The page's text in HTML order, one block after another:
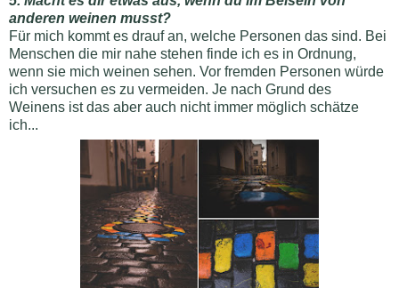
anderen weinen musst?
Für mich kommt es drauf an, welche Personen das sind. Bei
Menschen die mir nahe stehen finde ich es in Ordnung,
wenn sie mich weinen sehen. Vor fremden Personen würde
ich versuchen es zu vermeiden. Je nach Grund des
Weinens ist das aber auch nicht immer möglich schätze
ich...